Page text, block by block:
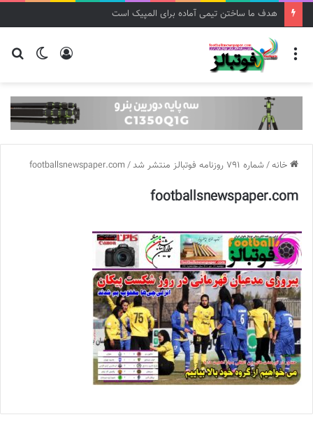
برگزاری اردوی تیم ملی فوتبال دختران نوجوان
تغییر
ورود منو
خانه/شماره 791 روزنامه فوتبالز منتشر شد /
footballsnewspaper.com
footballsnewspaper.com